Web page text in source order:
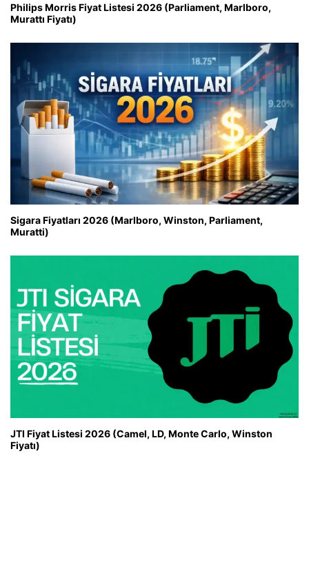
Philips Morris Fiyat Listesi 2026 (Parliament, Marlboro,
Murattı Fiyatı)
Sigara Fiyatları 2026 (Marlboro, Winston, Parliament,
Muratti)
JTI Fiyat Listesi 2026 (Camel, LD, Monte Carlo, Winston
Fiyatı)